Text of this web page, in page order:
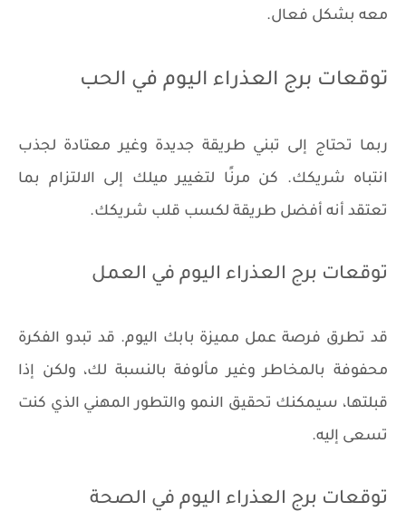
معه بشكل فعال.
توقعات برج العذراء اليوم في الحب
ربما تحتاج إلى تبني طريقة جديدة وغير معتادة لجذب
انتباه شريكك. كن مرنًا لتغيير ميلك إلى الالتزام بما
تعتقد أنه أفضل طريقة لكسب قلب شريكك.
توقعات برج العذراء اليوم في العمل
قد تطرق فرصة عمل مميزة بابك اليوم. قد تبدو الفكرة
محفوفة بالمخاطر وغير مألوفة بالنسبة لك، ولكن إذا
قبلتها، سيمكنك تحقيق النمو والتطور المهني الذي كنت
تسعى إليه.
توقعات برج العذراء اليوم في الصحة